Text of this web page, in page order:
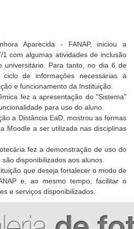
Aparecida - FANAP, iniciou a
com algumas atividades de inclusão
universitário. Para tanto, no dia 6 de
de informações necessárias à
e funcionamento da Instituição.
fez a apresentação do "Sistema"
para uso do aluno.
a Distância EaD, mostrou as formas
Moodle a ser utilizada nas disciplinas
fez a demonstração de uso do
disponibilizados aos alunos.
que deseja fortalecer o modo de
e, ao mesmo tempo, facilitar o
e serviços disponibilizados.